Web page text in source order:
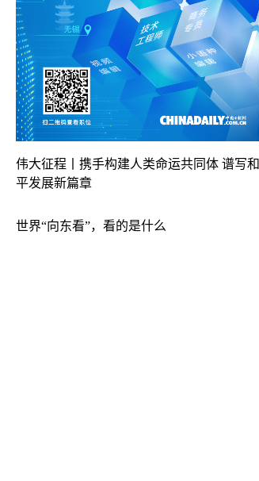
伟大征程丨携手构建人类命运共同体 谱写和
平发展新篇章
世界“向东看”，看的是什么